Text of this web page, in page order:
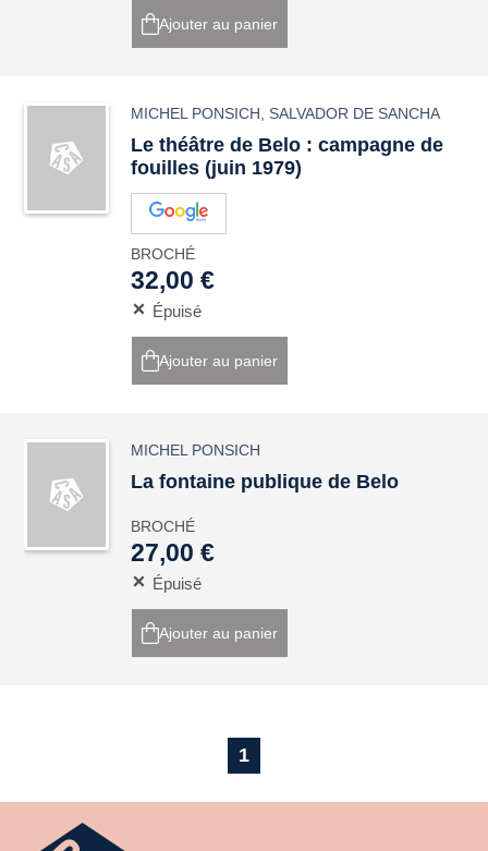
Ajouter au panier
MICHEL PONSICH SALVADOR DE SANCHA
Le théâtre de Belo : campagne de
fouilles (juin 1979)
BROCHÉ
32,00 €
Épuisé
Ajouter au panier
MICHEL PONSICH
La fontaine publique de Belo
BROCHÉ
27,00 €
Épuisé
Ajouter au panier
1